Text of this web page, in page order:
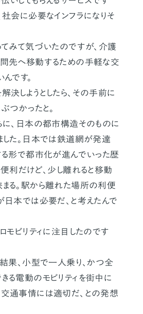
会に必要なインフラになりそ
みて気づいたのですが、介護
先へ移動するための手軽な交
です。
しようとしたら、その手前に
つかったと。
、日本の都市構造そのものに
した。日本では鉄道網が発達
る形で都市化が進んでいった歴
利だけど、少し離れると移動
る。駅から離れた場所の利便
日本では必要だ、と考えたんで
モビリティに注目したのです
果、小型で一人乗り、かつ全
る電動のモビリティを街中に
通事情には適切だ、との発想